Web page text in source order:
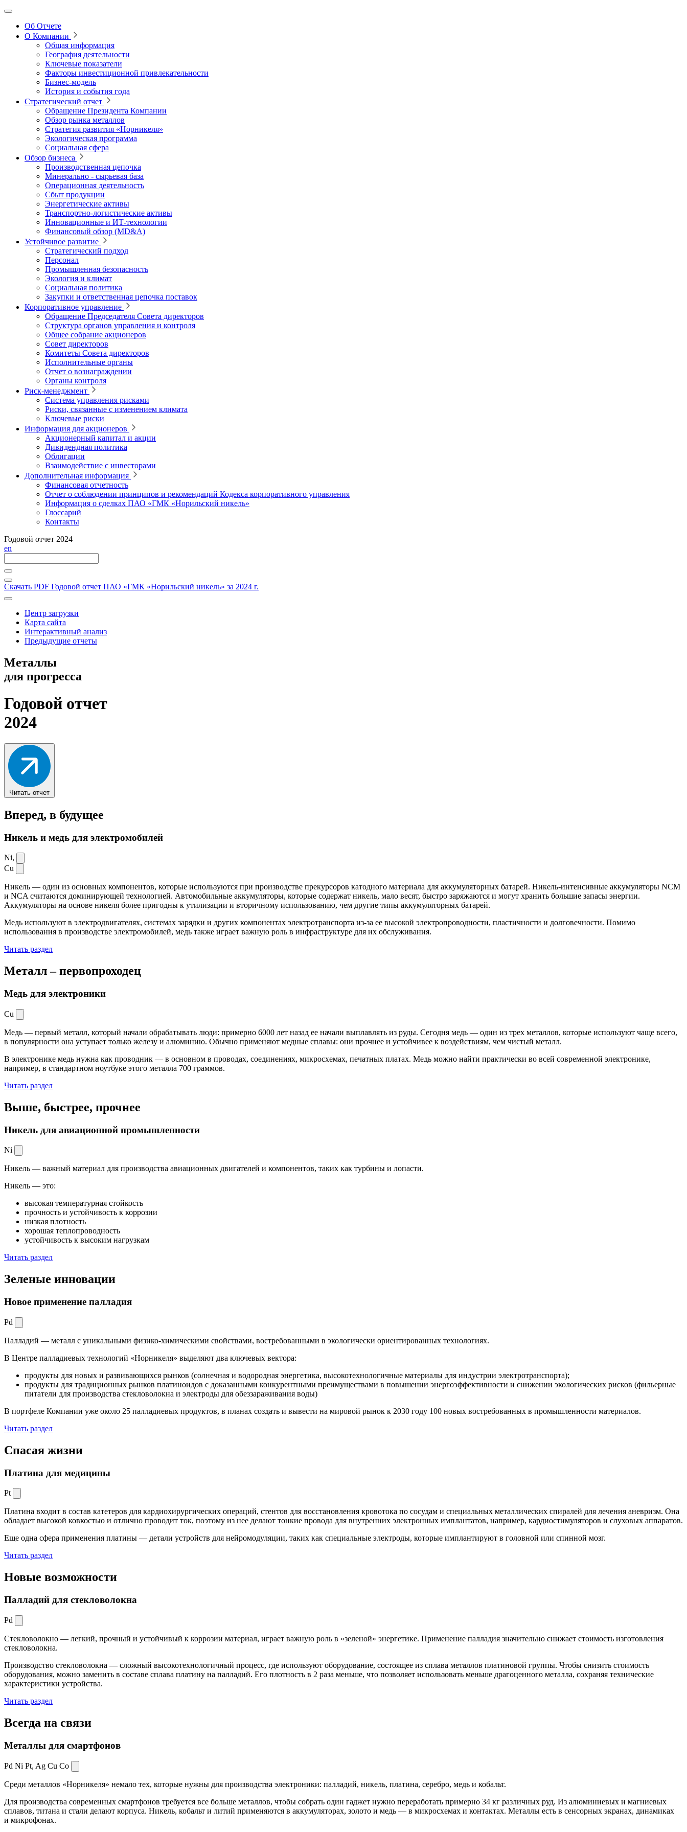
Об Отчете
О Компании
Общая информация
География деятельности
Ключевые показатели
Факторы инвестиционной привлекательности
Бизнес-модель
История и события года
Стратегический отчет
Обращение Президента Компании
Обзор рынка металлов
Стратегия развития «Норникеля»
Экологическая программа
Социальная сфера
Обзор бизнеса
Производственная цепочка
Минерально ‑ сырьевая база
Операционная деятельность
Сбыт продукции
Энергетические активы
Транспортно-логистические активы
Инновационные и ИТ‑технологии
Финансовый обзор (MD&A)
Устойчивое развитие
Стратегический подход
Персонал
Промышленная безопасность
Экология и климат
Социальная политика
Закупки и ответственная цепочка поставок
Корпоративное управление
Обращение Председателя Совета директоров
Структура органов управления и контроля
Общее собрание акционеров
Совет директоров
Комитеты Совета директоров
Исполнительные органы
Отчет о вознаграждении
Органы контроля
Риск-менеджмент
Система управления рисками
Риски, связанные с изменением климата
Ключевые риски
Информация для акционеров
Акционерный капитал и акции
Дивидендная политика
Облигации
Взаимодействие с инвесторами
Дополнительная информация
Финансовая отчетность
Отчет о соблюдении принципов и рекомендаций Кодекса корпоративного управления
Информация о сделках ПАО «ГМК «Норильский никель»
Глоссарий
Контакты
Годовой отчет 2024
en
Скачать PDF Годовой отчет ПАО «ГМК «Норильский никель» за 2024 г.
Центр загрузки
Карта сайта
Интерактивный анализ
Предыдущие отчеты
Металлы
для прогресса
Годовой отчет
2024
Читать отчет
Вперед, в будущее
Никель и медь для электромобилей
Ni,
Cu
Никель — один из основных компонентов, которые используются при производстве прекурсоров катодного материала для аккумуляторных батарей. Никель-интенсивные аккумуляторы NCM
и NCA считаются доминирующей технологией. Автомобильные аккумуляторы, которые содержат никель, мало весят, быстро заряжаются и могут хранить большие запасы энергии.
Аккумуляторы на основе никеля более пригодны к утилизации и вторичному использованию, чем другие типы аккумуляторных батарей.
Медь используют в электродвигателях, системах зарядки и других компонентах электротранспорта из-за ее высокой электропроводности, пластичности и долговечности. Помимо
использования в производстве электромобилей, медь также играет важную роль в инфраструктуре для их обслуживания.
Читать раздел
Металл –первопроходец
Медь для электроники
Cu
Медь — первый металл, который начали обрабатывать люди: примерно 6000 лет назад ее начали выплавлять из руды. Сегодня медь — один из трех металлов, которые используют чаще всего,
в популярности она уступает только железу и алюминию. Обычно применяют медные сплавы: они прочнее и устойчивее к воздействиям, чем чистый металл.
В электронике медь нужна как проводник — в основном в проводах, соединениях, микросхемах, печатных платах. Медь можно найти практически во всей современной электронике,
например, в стандартном ноутбуке этого металла 700 граммов.
Читать раздел
Выше, быстрее, прочнее
Никель для авиационной промышленности
Ni
Никель — важный материал для производства авиационных двигателей и компонентов, таких как турбины и лопасти.
Никель — это:
высокая температурная стойкость
прочность и устойчивость к коррозии
низкая плотность
хорошая теплопроводность
устойчивость к высоким нагрузкам
Читать раздел
Зеленые инновации
Новое применение палладия
Pd
Палладий — металл с уникальными физико-химическими свойствами, востребованными в экологически ориентированных технологиях.
В Центре палладиевых технологий «Норникеля» выделяют два ключевых вектора:
продукты для новых и развивающихся рынков (солнечная и водородная энергетика, высокотехнологичные материалы для индустрии электротранспорта);
продукты для традиционных рынков платиноидов с доказанными конкурентными преимуществами в повышении энергоэффективности и снижении экологических рисков (фильерные
питатели для производства стекловолокна и электроды для обеззараживания воды)
В портфеле Компании уже около 25 палладиевых продуктов, в планах создать и вывести на мировой рынок к 2030 году 100 новых востребованных в промышленности материалов.
Читать раздел
Спасая жизни
Платина для медицины
Pt
Платина входит в состав катетеров для кардиохирургических операций, стентов для восстановления кровотока по сосудам и специальных металлических спиралей для лечения аневризм. Она
обладает высокой ковкостью и отлично проводит ток, поэтому из нее делают тонкие провода для внутренних электронных имплантатов, например, кардиостимуляторов и слуховых аппаратов.
Еще одна сфера применения платины — детали устройств для нейромодуляции, таких как специальные электроды, которые имплантируют в головной или спинной мозг.
Читать раздел
Новые возможности
Палладий для стекловолокна
Pd
Стекловолокно — легкий, прочный и устойчивый к коррозии материал, играет важную роль в «зеленой» энергетике. Применение палладия значительно снижает стоимость изготовления
стекловолокна.
Производство стекловолокна — сложный высокотехнологичный процесс, где используют оборудование, состоящее из сплава металлов платиновой группы. Чтобы снизить стоимость
оборудования, можно заменить в составе сплава платину на палладий. Его плотность в 2 раза меньше, что позволяет использовать меньше драгоценного металла, сохраняя технические
характеристики устройства.
Читать раздел
Всегда на связи
Металлы для смартфонов
Pd Ni Pt, Ag Cu Co
Среди металлов «Норникеля» немало тех, которые нужны для производства электроники: палладий, никель, платина, серебро, медь и кобальт.
Для производства современных смартфонов требуется все больше металлов, чтобы собрать один гаджет нужно переработать примерно 34 кг различных руд. Из алюминиевых и магниевых
сплавов, титана и стали делают корпуса. Никель, кобальт и литий применяются в аккумуляторах, золото и медь — в микросхемах и контактах. Металлы есть в сенсорных экранах, динамиках
и микрофонах.